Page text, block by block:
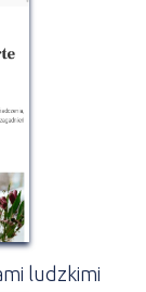
ludzkimi